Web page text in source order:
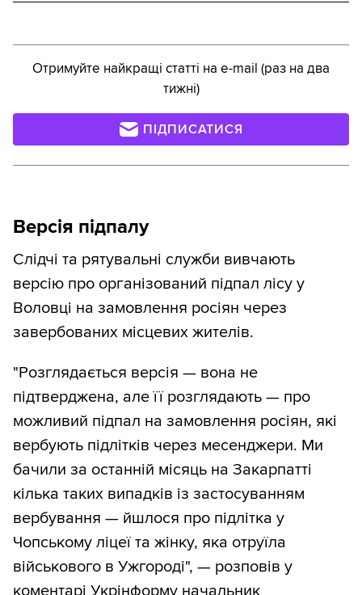
Отримуйте найкращі статті на e-mail (раз на два
тижні)
ПІДПИСАТИСЯ
Версія підпалу
Слідчі та рятувальні служби вивчають
версію про організований підпал лісу у
Воловці на замовлення росіян через
завербованих місцевих жителів.
"Розглядається версія — вона не
підтверджена, але її розглядають — про
можливий підпал на замовлення росіян, які
вербують підлітків через месенджери. Ми
бачили за останній місяць на Закарпатті
кілька таких випадків із застосуванням
вербування — йшлося про підлітка у
Чопському ліцеї та жінку, яка отруїла
військового в Ужгороді", — розповів у